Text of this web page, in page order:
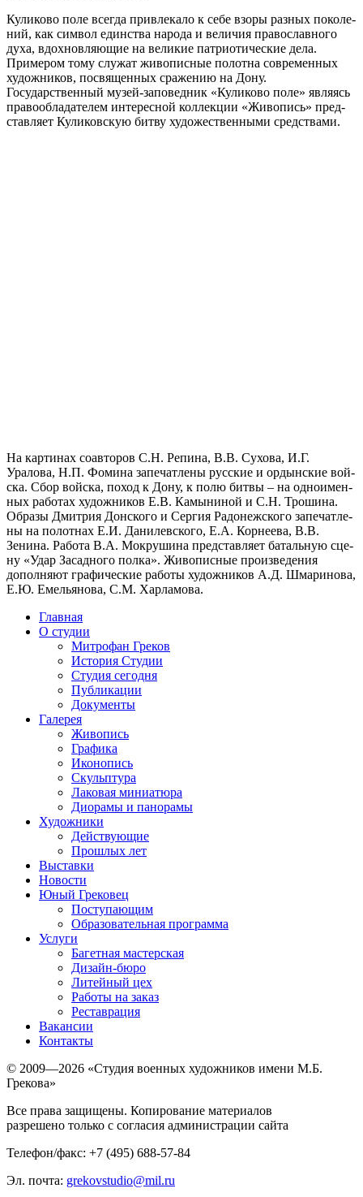
Куликово поле все­гда при­вле­ка­ло к себе взо­ры раз­ных поко­ле­
ний, как сим­вол един­ства наро­да и вели­чия пра­во­слав­но­го
духа, вдох­нов­ля­ю­щие на вели­кие пат­ри­о­ти­че­ские дела.
Примером тому слу­жат живо­пис­ные полот­на совре­мен­ных
худож­ни­ков, посвя­щен­ных сра­же­нию на Дону.
Государственный музей-запо­вед­ник «Куликово поле» явля­ясь
пра­во­об­ла­да­те­лем инте­рес­ной кол­лек­ции «Живопись» пред­
став­ля­ет Куликовскую бит­ву худо­же­ствен­ны­ми средствами.
На кар­ти­нах соав­то­ров С.Н. Репина, В.В. Сухова, И.Г.
Уралова, Н.П. Фомина запе­чат­ле­ны рус­ские и ордын­ские вой­
ска. Сбор вой­ска, поход к Дону, к полю бит­вы – на одно­имен­
ных рабо­тах худож­ни­ков Е.В. Камыниной и С.Н. Трошина.
Образы Дмитрия Донского и Сергия Радонежского запе­чат­ле­
ны на полот­нах Е.И. Данилевского, Е.А. Корнеева, В.В.
Зенина. Работа В.А. Мокрушина пред­став­ля­ет баталь­ную сце­
ну «Удар Засадного пол­ка». Живописные про­из­ве­де­ния
допол­ня­ют гра­фи­че­ские рабо­ты худож­ни­ков А.Д. Шмаринова,
Е.Ю. Емельянова, С.М. Харламова.
Главная
О студии
Митрофан Греков
История Студии
Студия сегодня
Публикации
Документы
Галерея
Живопись
Графика
Иконопись
Скульптура
Лаковая миниатюра
Диорамы и панорамы
Художники
Действующие
Прошлых лет
Выставки
Новости
Юный Грековец
Поступающим
Образовательная программа
Услуги
Багетная мастерская
Дизайн-бюро
Литейный цех
Работы на заказ
Реставрация
Вакансии
Контакты
© 2009—2026 «Студия военных художников имени М.Б.
Грекова»
Все права защищены. Копирование материалов
разрешено только с согласия администрации сайта
Телефон/факс: +7 (495) 688-57-84
Эл. почта: grekovstudio@mil.ru